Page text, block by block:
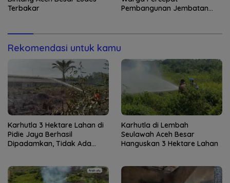
Terbakar
Pembangunan Jembatan
Rekomendasi untuk kamu
Karhutla 3 Hektare Lahan di
Pidie Jaya Berhasil
Dipadamkan, Tidak Ada
Karhutla di Lembah
Seulawah Aceh Besar
Hanguskan 3 Hektare Lahan